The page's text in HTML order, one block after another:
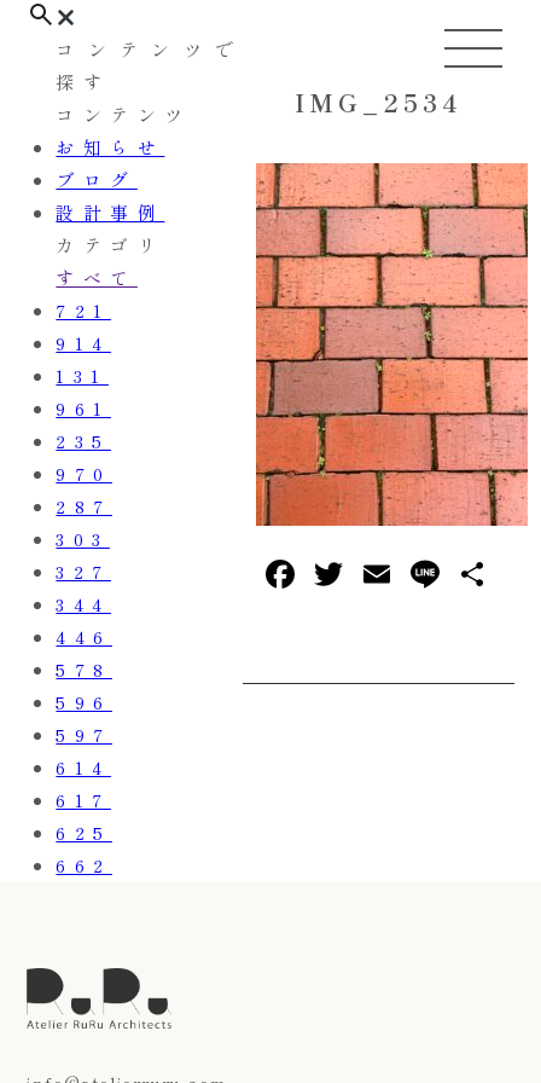
コンテンツで
探す
コンテンツ
お知らせ
ブログ
設計事例
カテゴリ
すべて
721
914
131
961
235
970
287
303
327
344
446
578
596
597
614
617
625
662
IMG_2534
F
e
T
te
E
l
L